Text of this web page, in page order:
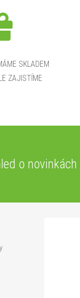
SKLADEM
ZAJISTÍME
o novinkách